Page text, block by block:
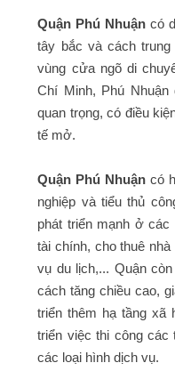
Quận Phú Nhuận có
tây bắc và cách
vùng cửa ngõ di
Chí Minh, Phú
quan trọng, có điều
tế mở.
Quận Phú Nhuận có
nghiệp và tiểu thủ
phát triển mạnh ở
tài chính, cho thuê
vụ du lịch,... Quận
cách tăng chiều cao,
triển thêm hạ tầng xã
triển việc thi công các
các loại hình dịch vụ.